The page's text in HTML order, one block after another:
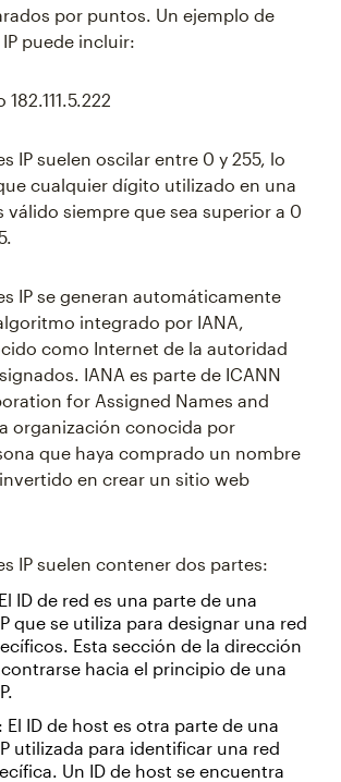
por puntos. Un ejemplo de
puede incluir:
182.111.5.222
IP suelen oscilar entre 0 y 255, lo
cualquier dígito utilizado en una
válido siempre que sea superior a 0
IP se generan automáticamente
integrado por IANA,
como Internet de la autoridad
IANA es parte de ICANN
for Assigned Names and
organización conocida por
que haya comprado un nombre
en crear un sitio web
IP suelen contener dos partes:
ID de red es una parte de una
que se utiliza para designar una red
Esta sección de la dirección
hacia el principio de una
: El ID de host es otra parte de una
utilizada para identificar una red
Un ID de host se encuentra